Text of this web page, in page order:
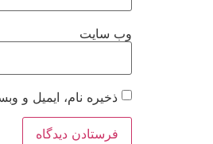
وب‌ سایت
ذخیره نام، ایمیل و